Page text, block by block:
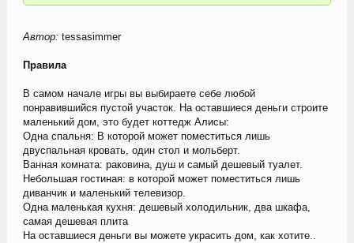
Автор: tessasimmer
Правила
В самом начале игры вы выбираете себе любой
понравившийся пустой участок. На оставшиеся деньги строите
маленький дом, это будет коттедж Алисы:
Одна спальня: В которой может поместиться лишь
двуспальная кровать, один стол и мольберт.
Ванная комната: раковина, душ и самый дешевый туалет.
Небольшая гостиная: в которой может поместиться лишь
диванчик и маленький телевизор.
Одна маленькая кухня: дешевый холодильник, два шкафа,
самая дешевая плита
На оставшиеся деньги вы можете украсить дом, как хотите..